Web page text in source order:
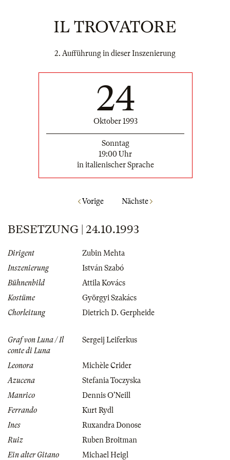
IL TROVATORE
2. Aufführung in dieser Inszenierung
24
Oktober 1993
Sonntag
19:00 Uhr
in italienischer Sprache
Vorige Nächste
BESETZUNG | 24.10.1993
Dirigent
Zubin Mehta
Inszenierung
István Szabó
Bühnenbild
Attila Kovács
Kostüme
Györgyi Szakács
Chorleitung
Dietrich D. Gerpheide
Graf von Luna / Il
conte di Luna
Sergeij Leiferkus
Leonora
Michèle Crider
Azucena
Stefania Toczyska
Manrico
Dennis O'Neill
Ferrando
Kurt Rydl
Ines
Ruxandra Donose
Ruiz
Ruben Broitman
Ein alter Gitano
Michael Heigl